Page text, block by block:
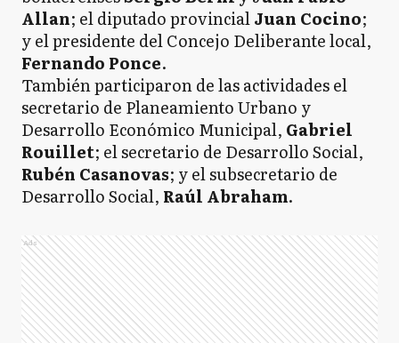
Allan; el diputado provincialJuan Cocino;
y el presidente del Concejo Deliberante local,
Fernando Ponce.
También participaron de las actividades el
secretario de Planeamiento Urbano y
Desarrollo Económico Municipal, Gabriel
Rouillet; el secretario de Desarrollo Social,
Rubén Casanovas; y el subsecretario de
Desarrollo Social, Raúl Abraham.
Ads